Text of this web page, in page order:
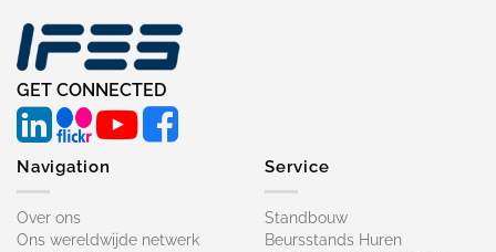
GET CONNECTED
Navigation
Over ons
Ons wereldwijde netwerk
Service
Standbouw
Beursstands Huren